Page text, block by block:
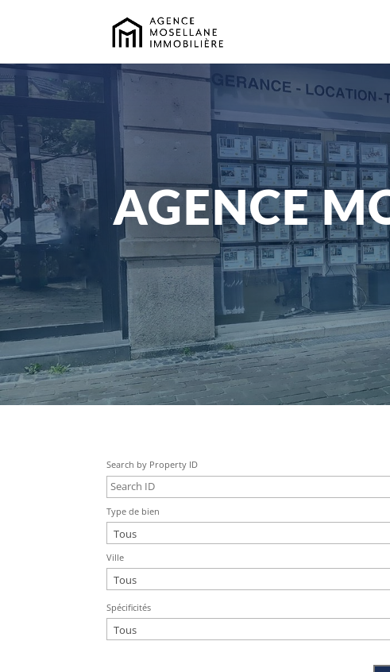
AGENCE
Search by Property ID
Type de bien
Ville
Spécificités